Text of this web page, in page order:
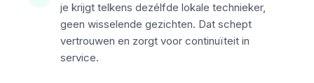
je krijgt telkens dezélf­de lokale technieker,
geen wisselende gezichten. Dat schept
vertrouwen en zorgt voor continuïteit in
service.